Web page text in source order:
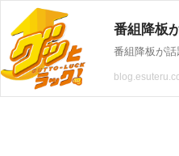
番組降板
番組降板が